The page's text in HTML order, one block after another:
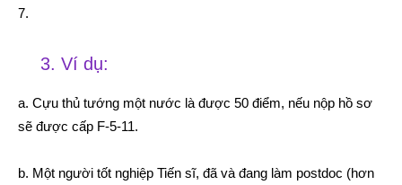
7.
3. Ví dụ:
a. Cựu thủ tướng một nước là được 50 điểm, nếu nộp hồ sơ
sẽ được cấp F-5-11.
b. Một người tốt nghiệp Tiến sĩ, đã và đang làm postdoc (hơn